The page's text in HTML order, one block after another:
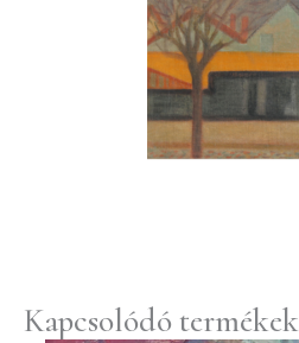
Kapcsolódó termékek